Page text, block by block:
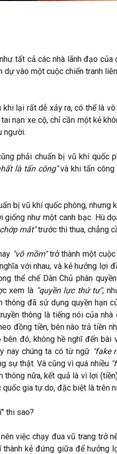
tất cả các nhà lãnh đạo
dự vào một cuộc chiến tranh
khi lại rất dễ xảy ra, có thể là
nạn xe cộ, chỉ cần một kẻ
người.
phải chuẩn bị vũ khí quốc
là tấn công"và khi tấn công
bị vũ khí quốc phòng, nhưng
giống như một canh bạc. Hù
mắt"trước thì thua, chẳng
"võ mồm"trở thành một cuộc
với nhau, và kẻ hưởng lợi
thể chế Dân Chủ phân
xem là "quyền lực thứ tư",
thông đã sử dụng quyền hạn
thông là tiếng nói của
đồng tiền, bên nào trả tiền
đó, không hề nghĩ đến bài
nay chúng ta có từ ngữ "fake
sự thật. Và cũng vì quá nhiều
thông nữa, kết quả là vì lợi
gia tự do, đặc biệt là trên
thi sao?
việc chạy đua vũ trang trở
kẻ đứng giữa để hưởng